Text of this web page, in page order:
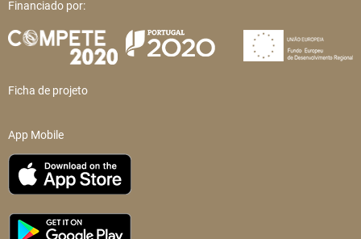
Financiado por:
Ficha de projeto
App Mobile